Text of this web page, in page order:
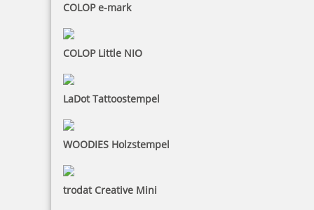
COLOP e-mark
COLOP Little NIO
LaDot Tattoostempel
WOODIES Holzstempel
trodat Creative Mini